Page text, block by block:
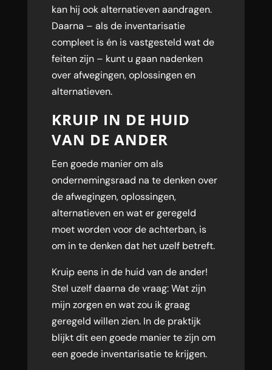
kan hij ook alternatieven aandragen.
Daarna – als de inventarisatie
compleet is én is vastgesteld wat de
feiten zijn – kunt u gaan nadenken
over afwegingen, oplossingen en
alternatieven.
KRUIP IN DE HUID
VAN DE ANDER
Een goede manier om als
ondernemingsraad na te denken over
de afwegingen, oplossingen,
alternatieven en wat er geregeld
moet worden voor de achterban, is
om in te denken dat het uzelf betreft.
Kruip eens in de huid van de ander!
Stel uzelf daarna de vraag: Wat zijn
mijn zorgen en wat zou ik graag
geregeld willen zien. In de praktijk
blijkt dit een goede manier te zijn om
een goede inventarisatie te krijgen.